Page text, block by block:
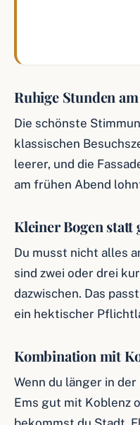
Ruhige Stunden
Die schönste
klassischen
leerer, und die
am frühen Abend
Kleiner Bogen
Du musst nicht alles
sind zwei oder drei
dazwischen. Das
ein hektischer
Kombination mit
Wenn du länger in
Ems gut mit Koblenz